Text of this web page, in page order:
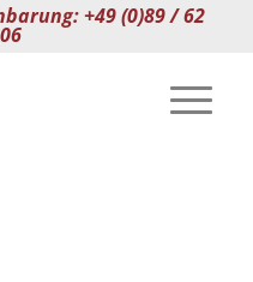
+49 (0)89 / 62